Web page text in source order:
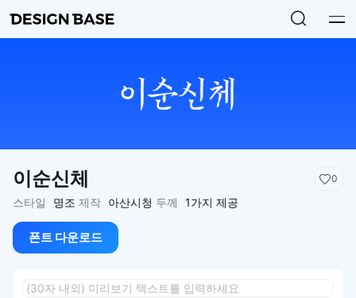
이순신체 0
스타일 명조 제작 아산시청 두께 1가지 제공
폰트 다운로드